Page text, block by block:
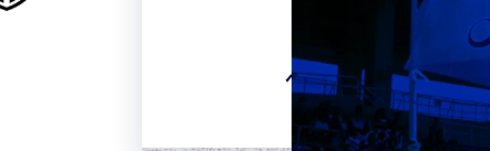
ベスト電器スタジアム